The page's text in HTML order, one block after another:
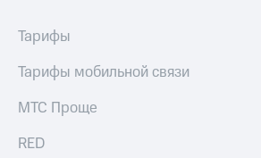
капитал
и
Тарифы
Тарифы мобильной связи
МТС Проще
RED